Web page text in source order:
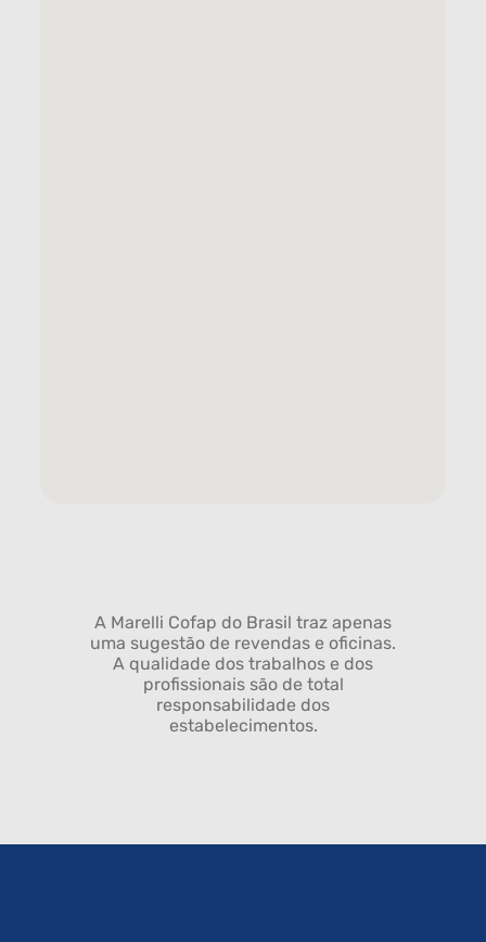
A Marelli Cofap do Brasil traz apenas
uma sugestão de revendas e oficinas.
A qualidade dos trabalhos e dos
profissionais são de total
responsabilidade dos
estabelecimentos.